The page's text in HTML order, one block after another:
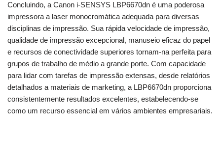
Concluindo, a Canon i-SENSYS LBP6670dn é uma poderosa
impressora a laser monocromática adequada para diversas
disciplinas de impressão. Sua rápida velocidade de impressão,
qualidade de impressão excepcional, manuseio eficaz do papel
e recursos de conectividade superiores tornam-na perfeita para
grupos de trabalho de médio a grande porte. Com capacidade
para lidar com tarefas de impressão extensas, desde relatórios
detalhados a materiais de marketing, a LBP6670dn proporciona
consistentemente resultados excelentes, estabelecendo-se
como um recurso essencial em vários ambientes empresariais.